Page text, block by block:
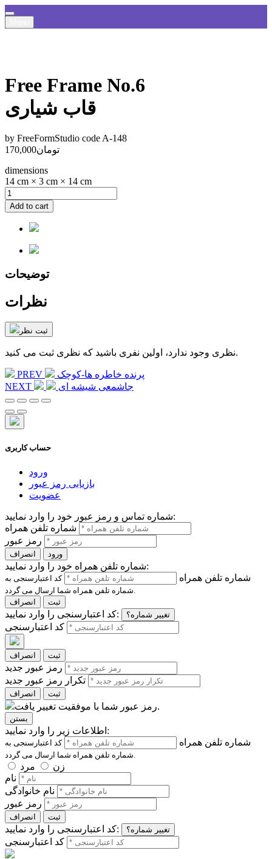
Free Frame No.6
قاب شیاری
by FreeFormStudio code A-148
170,000تومان
dimensions
14 cm × 3 cm × 14 cm
Add to cart
توضیحات
نظرات
ثبت نظر
نظری وجود ندارد، اولین نفری باشید که نظری ثبت می کنید.
PREV
پرنده خاطره ها-کوچک
NEXT
جاشمعی شیشه ای
حساب کاربری
ورود
بازیابی رمز عبور
عضویت
شماره تماس و رمز عبور خود را وارد نمایید:
شماره تلفن همراه
رمز عبور
انصراف ورود
شماره تلفن همراه خود را وارد نمایید:
شماره تلفن همراه
کد اعتبارسنجی به
انصراف
ثبت
کد اعتبارسنجی را وارد نمایید: تغییر شماره؟
کد اعتبارسنجی
انصراف ثبت
رمز عبور جدید
تکرار رمز عبور جدید
انصراف ثبت
رمز عبور شما با موفقیت تغییر یافت.
بستن
اطلاعات زیر را وارد نمایید:
شماره تلفن همراه
کد اعتبارسنجی به
زن
مرد
نام
نام خانوادگی
رمز عبور
انصراف ثبت
کد اعتبارسنجی را وارد نمایید: تغییر شماره؟
کد اعتبارسنجی